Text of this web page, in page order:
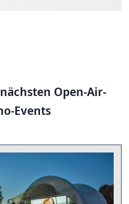
Open-Air-
Events